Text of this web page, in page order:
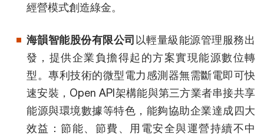
經營模式創造綠金。
海韻智能股份有限公司以輕量級能源管理服務出
發，提供企業負擔得起的方案實現能源數位轉
型。專利技術的微型電力感測器無需斷電即可快
速安裝，Open API架構能與第三方業者串接共享
能源與環境數據等特色，能夠協助企業達成四大
效益：節能、節費、用電安全與運營持續不中